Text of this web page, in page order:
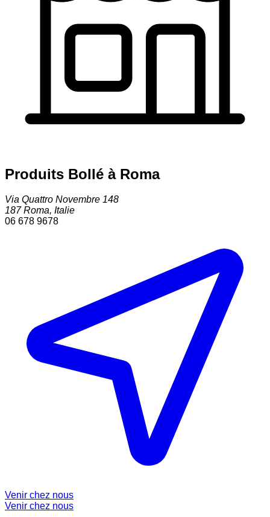
Produits Bollé à Roma
Via Quattro Novembre 148
187 Roma, Italie
06 678 9678
Venir chez nous
Venir chez nous